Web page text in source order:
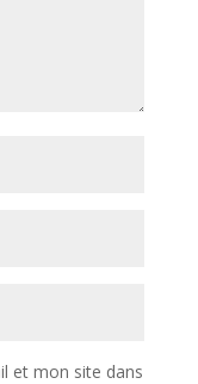
et mon site dans